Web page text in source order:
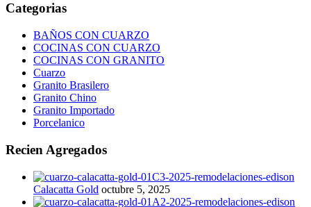
Categorias
BAÑOS CON CUARZO
COCINAS CON CUARZO
COCINAS CON GRANITO
Cuarzo
Granito Brasilero
Granito Chino
Granito Importado
Porcelanico
Recien Agregados
Calacatta Gold octubre 5, 2025